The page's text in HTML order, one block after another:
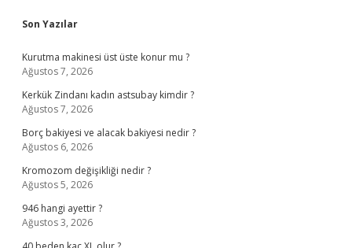
Sidebar
Son Yazılar
Kurutma makinesi üst üste konur mu ?
Ağustos 7, 2026
Kerkük Zindanı kadın astsubay kimdir ?
Ağustos 7, 2026
Borç bakiyesi ve alacak bakiyesi nedir ?
Ağustos 6, 2026
Kromozom değişikliği nedir ?
Ağustos 5, 2026
946 hangi ayettir ?
Ağustos 3, 2026